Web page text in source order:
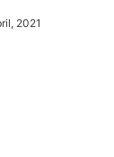
2021